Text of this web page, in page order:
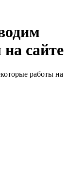
сайте
работы на